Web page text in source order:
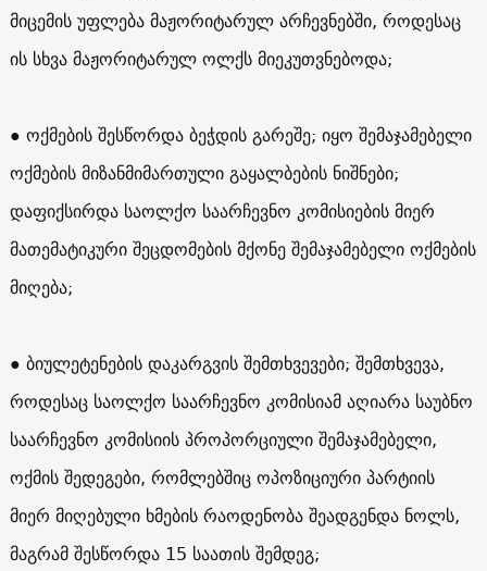
მიცემის უფლება მაჟორიტარულ არჩევნებში, როდესაც
ის სხვა მაჟორიტარულ ოლქს მიეკუთვნებოდა;
● ოქმების შესწორდა ბეჭდის გარეშე; იყო შემაჯამებელი
ოქმების მიზანმიმართული გაყალბების ნიშნები;
დაფიქსირდა საოლქო საარჩევნო კომისიების მიერ
მათემატიკური შეცდომების მქონე შემაჯამებელი ოქმების
მიღება;
● ბიულეტენების დაკარგვის შემთხვევები; შემთხვევა,
როდესაც საოლქო საარჩევნო კომისიამ აღიარა საუბნო
საარჩევნო კომისიის პროპორციული შემაჯამებელი,
ოქმის შედეგები, რომლებშიც ოპოზიციური პარტიის
მიერ მიღებული ხმების რაოდენობა შეადგენდა ნოლს,
მაგრამ შესწორდა 15 საათის შემდეგ;